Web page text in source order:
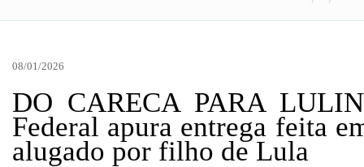
08/01/2026
DO CARECA PARA
Federal apura entrega feita
alugado por filho de Lula